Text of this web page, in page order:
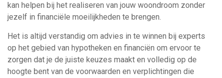
kan helpen bij het realiseren van jouw woondroom zonder
jezelf in financiële moeilijkheden te brengen.
Het is altijd verstandig om advies in te winnen bij experts
op het gebied van hypotheken en financiën om ervoor te
zorgen dat je de juiste keuzes maakt en volledig op de
hoogte bent van de voorwaarden en verplichtingen die